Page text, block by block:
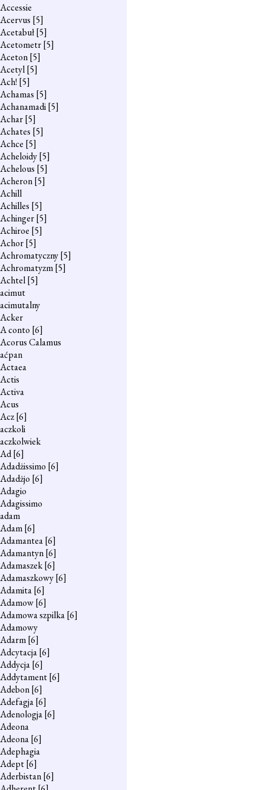
Accessie
Acervus [5]
Acetabuł[5]
Acetometr[5]
Aceton[5]
Acetyl[5]
Ach! [5]
Achamas [5]
Achanamadi[5]
Achar[5]
Achates [5]
Achce [5]
Acheloidy[5]
Achelous [5]
Acheron[5]
Achill
Achilles [5]
Achinger[5]
Achiroe [5]
Achor[5]
Achromatyczny[5]
Achromatyzm[5]
Achtel[5]
acimut
acimutalny
Acker
A conto [6]
Acorus Calamus
aćpan
Actaea
Actis
Activa
Acus
Acz[6]
aczkoli
aczkolwiek
Ad[6]
Adadżissimo [6]
Adadżjo [6]
Adagio
Adagissimo
adam
Adam[6]
Adamantea[6]
Adamantyn[6]
Adamaszek[6]
Adamaszkowy[6]
Adamita[6]
Adamow[6]
Adamowa szpilka[6]
Adamowy
Adarm[6]
Adcytacja[6]
Addycja[6]
Addytament[6]
Adebon[6]
Adefagja[6]
Adenologja[6]
Adeona
Adeona[6]
Adephagia
Adept[6]
Aderbistan[6]